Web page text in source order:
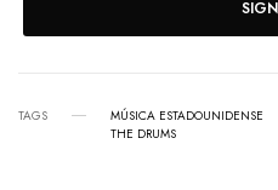
TAGS MÚSICA ESTADOUNIDENSE
THE DRUMS